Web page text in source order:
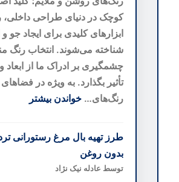
تابستانی
بدون
نیاز
به
فر
کوچک در دنیای طراحی داخلی،
ابزارهای کلیدی برای ایجاد
شناخته می‌شوند. انتخاب رنگ
چشمگیری بر ادراک ما از
تأثیر بگذارد. به ویژه در
رنگ‌های… خواندن بیشتر
این
طرز تهیه بال مرغ رستورانی
بدون روغن
توسط عادله نیک نژاد